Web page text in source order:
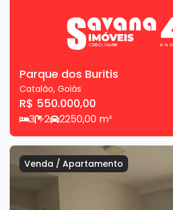
Parque dos Buritis
Catalão, Goiás
R$ 550.000,00
3 2 2250,00 m²
Venda / Apartamento